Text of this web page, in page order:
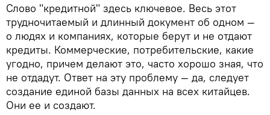
Слово "кредитной" здесь ключевое. Весь этот
трудночитаемый и длинный документ об одном —
о людях и компаниях, которые берут и не отдают
кредиты. Коммерческие, потребительские, какие
угодно, причем делают это, часто хорошо зная, что
не отдадут. Ответ на эту проблему — да, следует
создание единой базы данных на всех китайцев.
Они ее и создают.